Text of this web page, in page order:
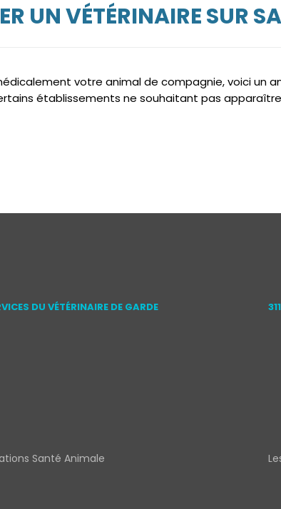
UN VÉTÉRINAIRE SUR
votre animal de compagnie, voici un
établissements ne souhaitant pas
DU VÉTÉRINAIRE DE GARDE
Santé Animale